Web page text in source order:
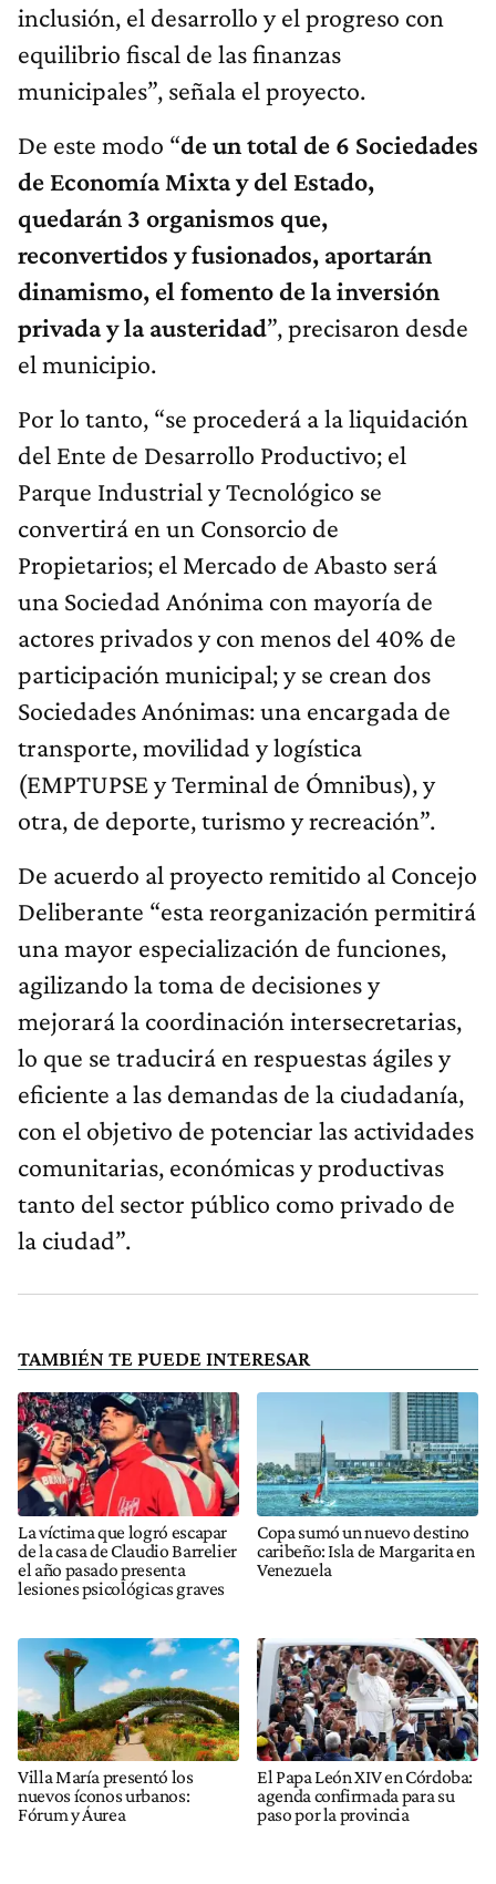
inclusión, el desarrollo y el progreso con
equilibrio fiscal de las finanzas
municipales”, señala el proyecto.
De este modo “de un total de 6 Sociedades
de Economía Mixta y del Estado,
quedarán 3 organismos que,
reconvertidos y fusionados, aportarán
dinamismo, el fomento de la inversión
privada y la austeridad”, precisaron desde
el municipio.
Por lo tanto, “se procederá a la liquidación
del Ente de Desarrollo Productivo; el
Parque Industrial y Tecnológico se
convertirá en un Consorcio de
Propietarios; el Mercado de Abasto será
una Sociedad Anónima con mayoría de
actores privados y con menos del 40% de
participación municipal; y se crean dos
Sociedades Anónimas: una encargada de
transporte, movilidad y logística
(EMPTUPSE y Terminal de Ómnibus), y
otra, de deporte, turismo y recreación”.
De acuerdo al proyecto remitido al Concejo
Deliberante “esta reorganización permitirá
una mayor especialización de funciones,
agilizando la toma de decisiones y
mejorará la coordinación intersecretarias,
lo que se traducirá en respuestas ágiles y
eficiente a las demandas de la ciudadanía,
con el objetivo de potenciar las actividades
comunitarias, económicas y productivas
tanto del sector público como privado de
la ciudad”.
TAMBIÉN TE PUEDE INTERESAR
La víctima que logró escapar
de la casa de Claudio Barrelier
el año pasado presenta
lesiones psicológicas graves
Copa sumó un nuevo destino
caribeño: Isla de Margarita en
Venezuela
Villa María presentó los
nuevos íconos urbanos:
Fórum y Áurea
El Papa León XIV en Córdoba:
agenda confirmada para su
paso por la provincia